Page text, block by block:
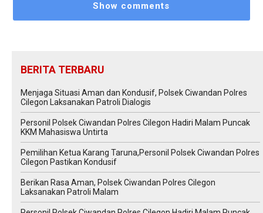
Show comments
BERITA TERBARU
Menjaga Situasi Aman dan Kondusif, Polsek Ciwandan Polres
Cilegon Laksanakan Patroli Dialogis
Personil Polsek Ciwandan Polres Cilegon Hadiri Malam Puncak
KKM Mahasiswa Untirta
Pemilihan Ketua Karang Taruna,Personil Polsek Ciwandan Polres
Cilegon Pastikan Kondusif
Berikan Rasa Aman, Polsek Ciwandan Polres Cilegon
Laksanakan Patroli Malam